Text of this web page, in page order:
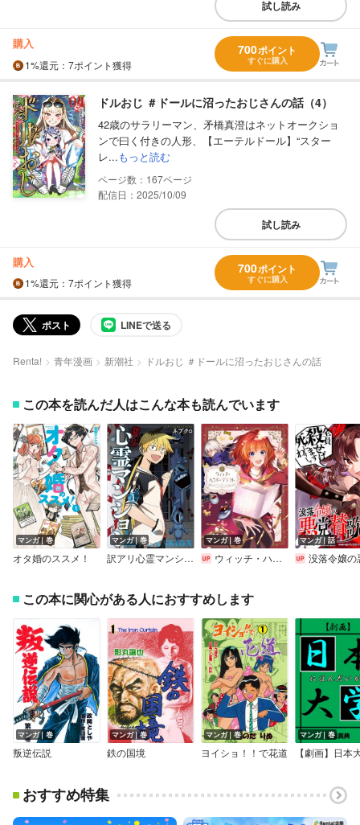
試し読み
購入
1%還元 ：7ポイント獲得
700ポイント
すぐに購入
ドルおじ ＃ドールに沼ったおじさんの話（4）
42歳のサラリーマン、矛橋真澄はネットオークショ
ンで曰く付きの人形、【エーテルドール】“スター
レ...もっと読む
167
配信日：2025/10/09
試し読み
購入
1%還元 ：7ポイント獲得
700ポイント
すぐに購入
ポスト LINEで送る
Renta! 青年漫画 新潮社 ドルおじ ＃ドールに沼ったおじさんの話
この本を読んだ人はこんな本も読んでいます
マンガ｜巻
オタ婚のススメ！
マンガ｜巻
訳アリ心霊マンション
マンガ｜巻
ウィッチ・ハンド・クラフト ～追放された王女ですが雑貨屋さん始めました～【イラスト特典付】
マンガ｜話
没落令嬢の悪党賛歌【単
この本に関心がある人におすすめします
マンガ｜巻
叛逆伝説
マンガ｜巻
鉄の国境
マンガ｜巻
ヨイショ！！で花道
マンガ｜巻
【劇画】日本
おすすめ特集